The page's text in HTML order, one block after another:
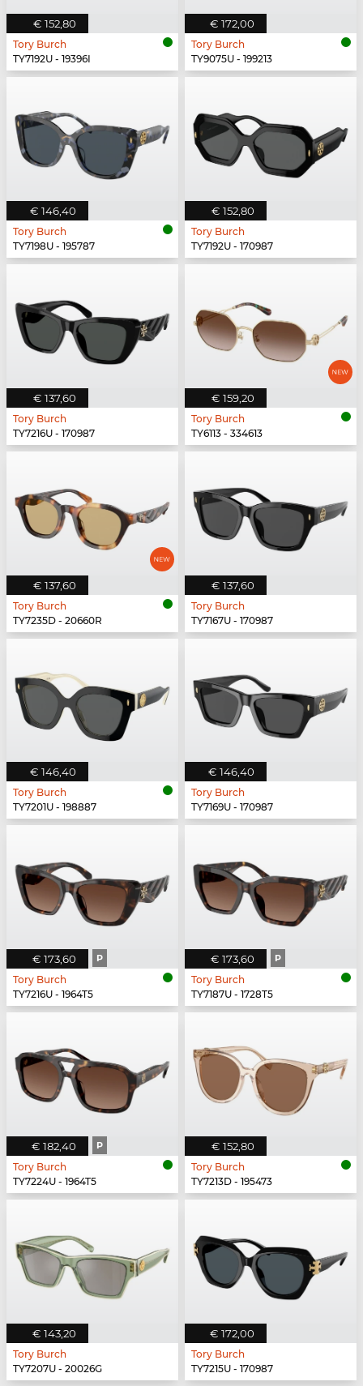
€ 152,80
Tory Burch
TY7192U - 19396I
€ 172,00
Tory Burch
TY9075U - 199213
€ 146,40
Tory Burch
TY7198U - 195787
€ 152,80
Tory Burch
TY7192U - 170987
€ 137,60
Tory Burch
TY7216U - 170987
€ 159,20
Tory Burch
TY6113 - 334613
€ 137,60
Tory Burch
TY7235D - 20660R
€ 137,60
Tory Burch
TY7167U - 170987
€ 146,40
Tory Burch
TY7201U - 198887
€ 146,40
Tory Burch
TY7169U - 170987
€ 173,60 P
Tory Burch
TY7216U - 1964T5
€ 173,60 P
Tory Burch
TY7187U - 1728T5
€ 182,40 P
Tory Burch
TY7224U - 1964T5
€ 152,80
Tory Burch
TY7213D - 195473
€ 143,20
Tory Burch
TY7207U - 20026G
€ 172,00
Tory Burch
TY7215U - 170987